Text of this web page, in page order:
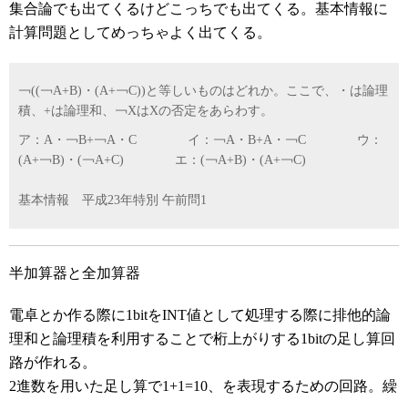
集合論でも出てくるけどこっちでも出てくる。基本情報に
計算問題としてめっちゃよく出てくる。
￢((￢A+B)・(A+￢C))と等しいものはどれか。ここで、・は論理
積、+は論理和、￢XはXの否定をあらわす。
ア：A・￢B+￢A・C イ：￢A・B+A・￢C ウ：
(A+￢B)・(￢A+C) エ：(￢A+B)・(A+￢C)
基本情報 平成23年特別 午前問1
半加算器と全加算器
電卓とか作る際に1bitをINT値として処理する際に排他的論
理和と論理積を利用することで桁上がりする1bitの足し算回
路が作れる。
2進数を用いた足し算で1+1=10、を表現するための回路。繰